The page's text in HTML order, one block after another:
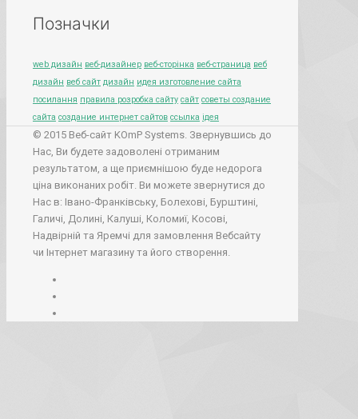
Позначки
web дизайн веб-дизайнер веб-сторінка веб-страница веб
дизайн веб сайт дизайн идея изготовление сайта
посилання правила розробка сайту сайт советы создание
сайта создание интернет сайтов ссылка ідея
© 2015 Веб-сайт KOmP Systems. Звернувшись до
Нас, Ви будете задоволені отриманим
результатом, а ще приємнішою буде недорога
ціна виконаних робіт. Ви можете звернутися до
Нас в: Івано-Франківську, Болехові, Бурштині,
Галичі, Долині, Калуші, Коломиї, Косові,
Надвірній та Яремчі для замовлення Вебсайту
чи Інтернет магазину та його створення.